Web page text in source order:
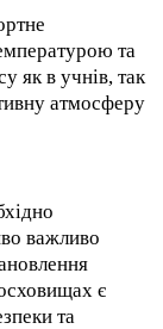
та
як в учнів, так
атмосферу
важливо
є
та